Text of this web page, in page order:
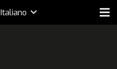
Italiano